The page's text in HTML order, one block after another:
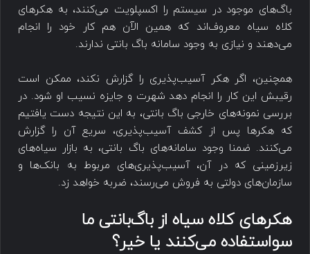
باگ‌های موجود در سیستم را اکسپلویت می‌کنند، به هکرهای
کلاه سیاه معروف‌اند که همین الآن هم کار خود را انجام
می‌دهند و نیازی به وجود سامانه باگ بانتی ندارند.
همچنین، اگر هکر آسیب‌پذیری را گزارش نکند، ممکن است
رقیبش این کار را انجام دهد شهرت و جایزه نسیب او شود. در
بررسی نمونه‌های خارجی باگ بانتی، به این نتیجه دست یافتیم
که هکرها پس از کشف آسیب‌پذیری، سریع آن را گزارش
می‌کنند. ضمنا وجود سامانه‌های باگ بانتی، به بازار سیاه‌های
زیرزمینی که در آن، آسیب‌پذیری‌های مربوط به بانک‌ها و
سازمان‌های دولتی به فروش می‌رسند، ضربه خواهد زد.
هکرهای کلاه سیاه از باگ‌بانتی ما
سواستفاده می‌کنند یا خیر؟